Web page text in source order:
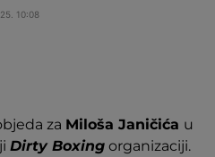
10:08
za Miloša Janičića u
Dirty Boxing organizaciji.